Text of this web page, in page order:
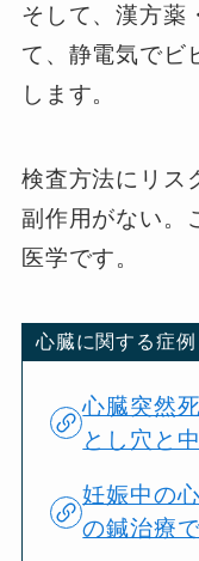
そして、漢方薬
て、静電気でビ
します。
検査方法にリス
副作用がない。
医学です。
心臓に関する症例
心臓突然
とし穴と
妊娠中の
の鍼治療